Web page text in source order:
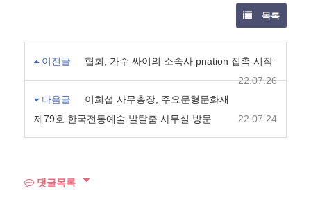
목록
이전글
협회, 가수 싸이의 소속사 pnation 접촉 시작
22.07.26
다음글
이희섭 사무총장, 주요문형문화재
제79호 한국전통예술 발탈춤 사무실 방문
22.07.24
댓글목록